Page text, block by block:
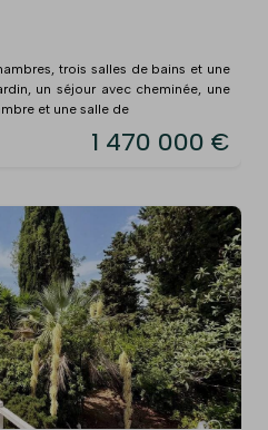
trois salles de bains et une
un séjour avec cheminée, une
et une salle de
1 470 000 €